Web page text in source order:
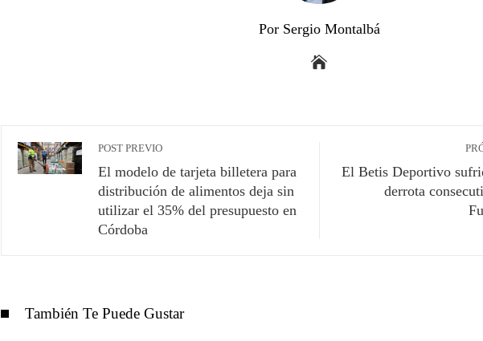
Por Sergio Montalbá
POST PREVIO
El modelo de tarjeta billetera para
distribución de alimentos deja sin
utilizar el 35% del presupuesto en
Córdoba
El Betis Deportivo
derrota
También Te Puede Gustar